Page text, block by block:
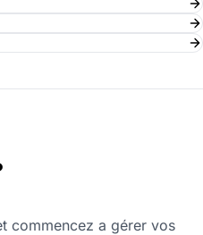
commencez a gérer vos